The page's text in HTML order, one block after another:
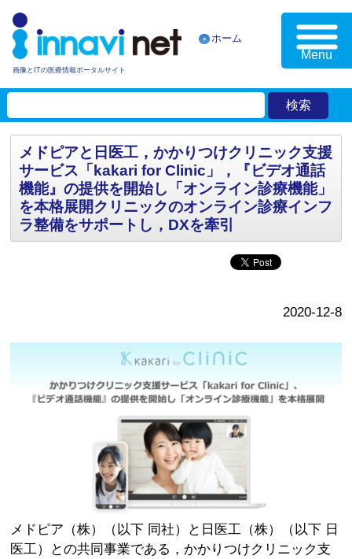
画像とITの医療情報ポータルサイト
ホーム
Menu
メドピアと日医工，かかりつけクリニック支援
サービス「kakari for Clinic」，『ビデオ通話
機能』の提供を開始し「オンライン診療機能」
を本格展開クリニックのオンライン診療インフ
ラ整備をサポートし，DXを牽引
2020-12-8
メドピア（株）（以下 同社）と日医工（株）（以下 日
医工）との共同事業である，かかりつけクリニック支